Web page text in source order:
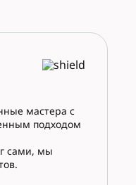
мастера с
подходом
сами, мы